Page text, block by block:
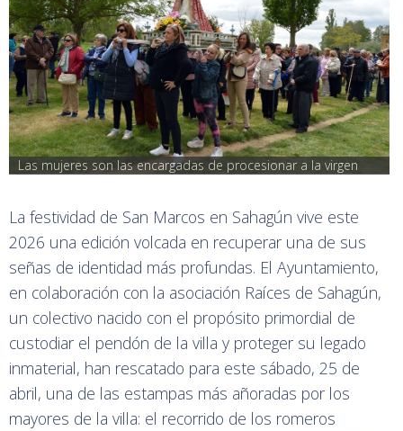
Las mujeres son las encargadas de procesionar a la virgen
La festividad de San Marcos en Sahagún vive este
2026 una edición volcada en recuperar una de sus
señas de identidad más profundas. El Ayuntamiento,
en colaboración con la asociación Raíces de Sahagún,
un colectivo nacido con el propósito primordial de
custodiar el pendón de la villa y proteger su legado
inmaterial, han rescatado para este sábado, 25 de
abril, una de las estampas más añoradas por los
mayores de la villa: el recorrido de los romeros